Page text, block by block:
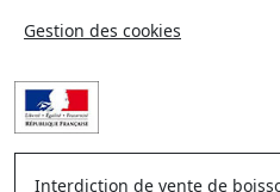
Gestion des cookies
Interdiction de vente de